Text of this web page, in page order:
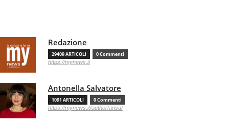
Redazione
29409 ARTICOLI 0 Commenti
https://mynews.it
Antonella Salvatore
1091 ARTICOLI 0 Commenti
https://mynews.it/author/ansa/